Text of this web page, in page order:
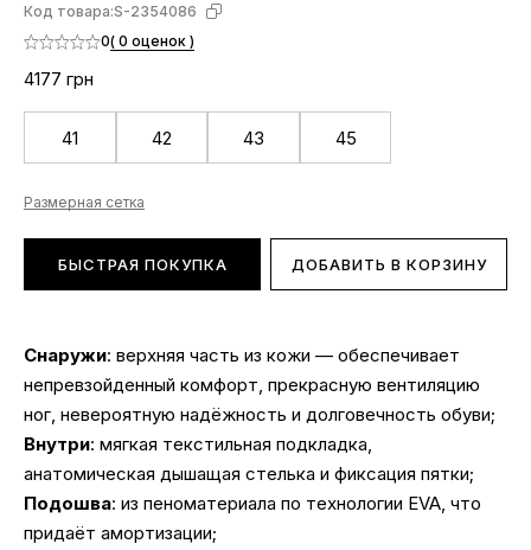
Код товара:S-2354086
0( 0 оценок )
4177 грн
41 42 43 45
Размерная сетка
БЫСТРАЯ ПОКУПКА ДОБАВИТЬ В КОРЗИНУ
Снаружи: верхняя часть из кожи — обеспечивает
непревзойденный комфорт, прекрасную вентиляцию
ног, невероятную надёжность и долговечность обуви;
Внутри: мягкая текстильная подкладка,
анатомическая дышащая стелька и фиксация пятки;
Подошва: из пеноматериала по технологии EVA, что
придаёт амортизации;